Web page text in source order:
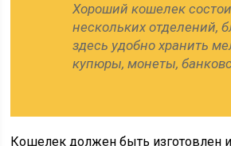
Хороший кошелек
нескольких отделений,
здесь удобно хранить
купюры, монеты,
Кошелек должен быть изготовлен